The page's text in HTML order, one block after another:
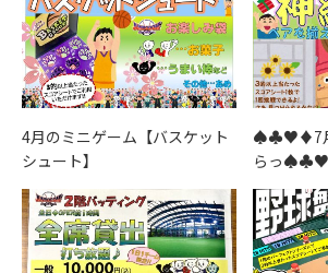
4月のミニゲーム【バスケット
シュート】
♠♣♥♦7月
らっ